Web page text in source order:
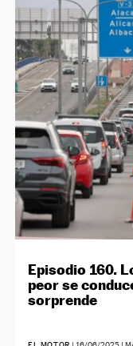
Episodio 160.
peor se
sorprende